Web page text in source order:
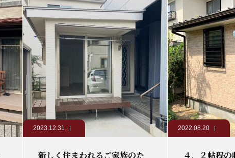
2023.12.31
新しく住まわれるご家族のた
2022.08.20
４．２帖程